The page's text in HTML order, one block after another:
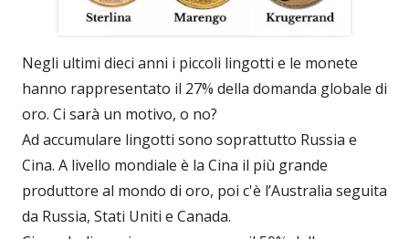
Negli ultimi dieci anni i piccoli lingotti e le monete
hanno rappresentato il 27% della domanda globale di
oro. Ci sarà un motivo, o no?
Ad accumulare lingotti sono soprattutto Russia e
Cina. A livello mondiale è la Cina il più grande
produttore al mondo di oro, poi c'è l’Australia seguita
da Russia, Stati Uniti e Canada.